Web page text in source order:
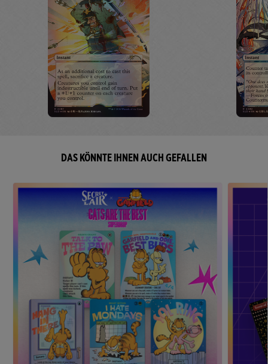
DAS KÖNNTE IHNEN AUCH GEFALLEN